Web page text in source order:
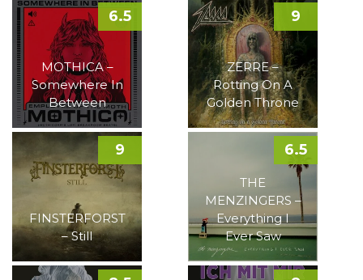
MOTHICA –
Somewhere In
Between
6.5
ZERRE –
Rotting On A
Golden Throne
9
FINSTERFORST
– Still
9
THE
MENZINGERS –
Everything I
Ever Saw
6.5